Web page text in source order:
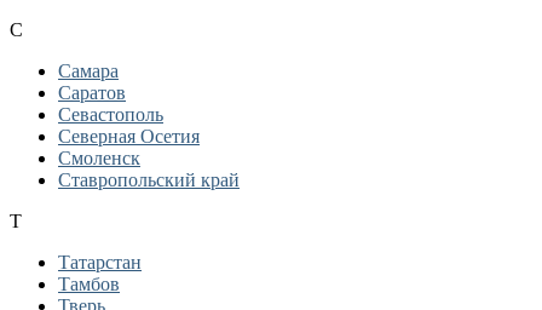
С
Самара
Саратов
Севастополь
Северная Осетия
Смоленск
Ставропольский край
Т
Татарстан
Тамбов
Тверь